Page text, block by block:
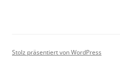
Stolz präsentiert von WordPress